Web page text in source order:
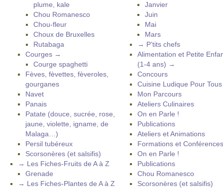
plume, kale
Chou Romanesco
Chou-fleur
Choux de Bruxelles
Rutabaga
Courges →
Courge spaghetti
Fèves, fèvettes, fèveroles,
gourganes
Navet
Panais
Patate (douce, sucrée, rose,
jaune, violette, igname, de
Malaga…)
Persil tubéreux
Scorsonères (et salsifis)
→ Les Fiches-Fruits de A à Z
Grenade
→ Les Fiches-Plantes de A à Z
Janvier
Juin
Mai
Mars
→ P’tits chefs
Alimentation et Petite
(1-4 ans) →
Concours
Cuisine Ludique Pour
Mon Parcours
Ateliers Culinaires
On en Parle !
Publications
Ateliers et Animations
Formations et Conférences
On en Parle !
Publications
Chou Romanesco
Scorsonères (et salsifis)